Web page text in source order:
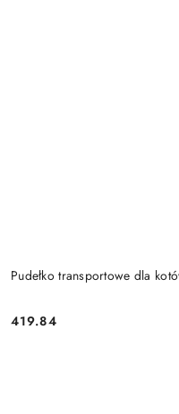
Pudełko transportowe dla
Cena:
419.84